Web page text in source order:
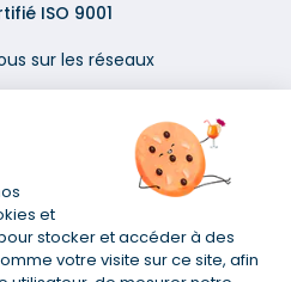
et
stocker et accéder à des
votre visite sur ce site, afin
ISO 9001
sur les réseaux
et selon votre profil
d'un prêt amortissable de 330
à un salarié non cadre assuré à
de 36 ans fumeur et une personne